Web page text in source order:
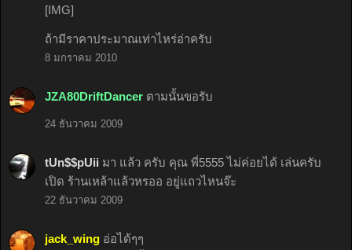
[IMG]
ถ้ามีราคาประมาณเท่าไหร่อ่าครับ
8 มกราคม 2010
JZA80DriftDancer ตามนั้นขอรับ
24 ธันวาคม 2009
tUn$$pUii มา แล้ว ครับ คุณ พี่5555 ไม่ค่อยได้ เล่นครับ
เปิด ร้านเหล้าแล้วหรออ อยู่แถวไหนจ๊ะ
22 ธันวาคม 2009
jack_wing อ่อได้ๆๆ